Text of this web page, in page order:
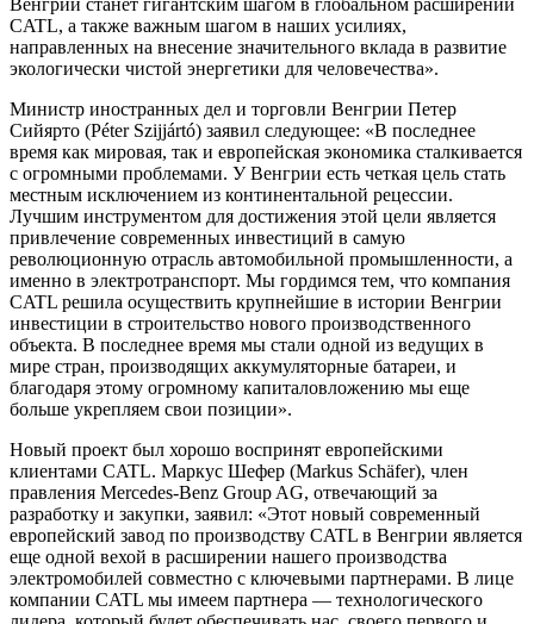
Венгрии станет гигантским шагом в глобальном расширении
CATL, а также важным шагом в наших усилиях,
направленных на внесение значительного вклада в развитие
экологически чистой энергетики для человечества».
Министр иностранных дел и торговли Венгрии Петер
Сийярто (Péter Szijjártó) заявил следующее: «В последнее
время как мировая, так и европейская экономика сталкивается
с огромными проблемами. У Венгрии есть четкая цель стать
местным исключением из континентальной рецессии.
Лучшим инструментом для достижения этой цели является
привлечение современных инвестиций в самую
революционную отрасль автомобильной промышленности, а
именно в электротранспорт. Мы гордимся тем, что компания
CATL решила осуществить крупнейшие в истории Венгрии
инвестиции в строительство нового производственного
объекта. В последнее время мы стали одной из ведущих в
мире стран, производящих аккумуляторные батареи, и
благодаря этому огромному капиталовложению мы еще
больше укрепляем свои позиции».
Новый проект был хорошо воспринят европейскими
клиентами CATL. Маркус Шефер (Markus Schäfer), член
правления Mercedes-Benz Group AG, отвечающий за
разработку и закупки, заявил: «Этот новый современный
европейский завод по производству CATL в Венгрии является
еще одной вехой в расширении нашего производства
электромобилей совместно с ключевыми партнерами. В лице
компании CATL мы имеем партнера — технологического